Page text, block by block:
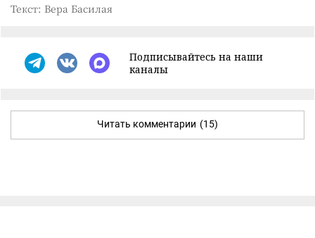
Текст: Вера Басилая
Подписывайтесь на наши
каналы
Читать комментарии (15)